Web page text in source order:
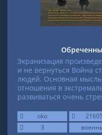
Экранизация
и не вернуться Война
людей. Основная
отношения в
развиваться очень
oko
21605
3